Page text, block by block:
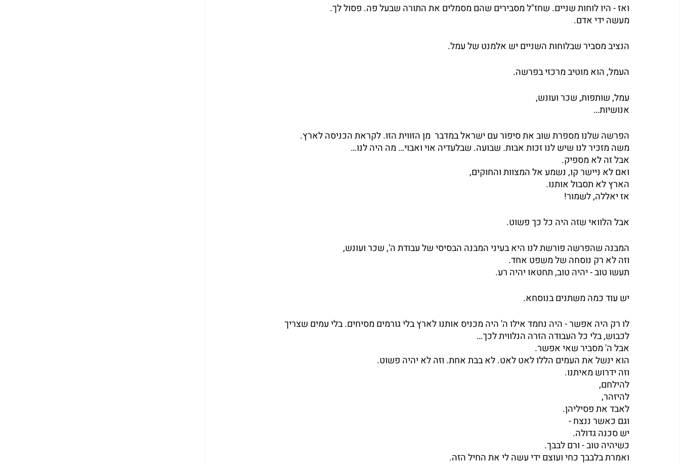
ואז - היו לוחות שניים. שחז"ל מסבירים שהם מסמלים את התורה שבעל פה. פסול לך.
מעשה ידי אדם.
הנציב מסביר שבלוחות השניים יש אלמנט של עמל.
העמל, הוא מוטיב מרכזי בפרשה.
עמל, שותפות, שכר ועונש,
אנושיות…
הפרשה שלנו מספרת שוב את סיפור עם ישראל במדבר  מן הזווית הזו. לקראת הכניסה לארץ.
משה מזכיר לנו שיש לנו זכות אבות. שבועה. שבלעדיה אוי ואבוי… מה היה לנו…
אבל זה לא מספיק.
ואם לא ניישר קו, נשמע אל המצוות והחוקים,
הארץ לא תסבול אותנו.
אז יאללה, לשמור!
אבל הלוואי שזה היה כל כך פשוט.
המבנה שהפרשה פורשת לנו היא בעיני המבנה הבסיסי של עבודת ה', שכר ועונש,
וזה לא רק נוסחה של משפט אחד.
תעשו טוב - יהיה טוב, תחטאו יהיה רע.
יש עוד כמה משתנים בנוסחא.
לו רק היה אפשר - היה נחמד אילו ה' היה מכניס אותנו לארץ בלי גורמים מסיחים. בלי עמים שצריך
לכבוש, בלי כל העבודה הזרה הנלווית לכך…
אבל ה' מסביר שאי אפשר.
הוא ינשל את העמים הללו לאט לאט. לא בבת אחת. וזה לא יהיה פשוט.
וזה ידרוש מאיתנו.
להילחם,
להיזהר,
לאבד את פסיליהן.
וגם כאשר ננצח -
יש סכנה גדולה.
כשיהיה טוב - ורם לבבך.
ואמרת בלבבך כחי ועוצם ידי עשה לי את החיל הזה.